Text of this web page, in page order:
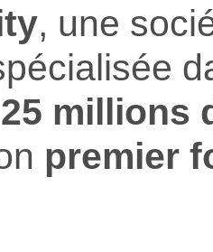
, une
25 millions
premier